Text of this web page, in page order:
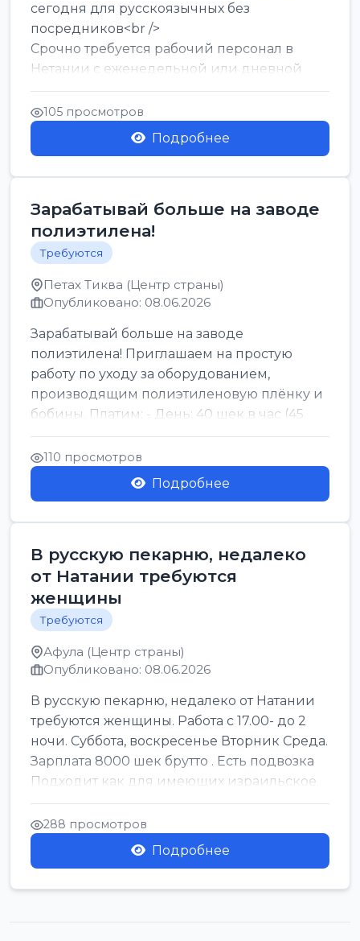
сегодня для русскоязычных без
посредников<br />
Срочно требуется рабочий персонал в
Нетании с еженедельной или дневной
оплатой<br />
Свежие вакансии в Нетании дл...
105 просмотров
Подробнее
Зарабатывай больше на заводе
полиэтилена!
Требуются
Петах Тиква (Центр страны)
Опубликовано: 08.06.2026
Зарабатывай больше на заводе
полиэтилена! Приглашаем на простую
работу по уходу за оборудованием,
производящим полиэтиленовую плёнку и
бобины. Платим: - День: 40 шек в час (45
для синих бумаг и виз) -...
110 просмотров
Подробнее
В русскую пекарню, недалеко
от Натании требуются
женщины
Требуются
Афула (Центр страны)
Опубликовано: 08.06.2026
В русскую пекарню, недалеко от Натании
требуются женщины. Работа с 17.00- до 2
ночи. Суббота, воскресенье Вторник Среда.
Зарплата 8000 шек брутто . Есть подвозка
Подходит как для имеющих израильское
г...
288 просмотров
Подробнее